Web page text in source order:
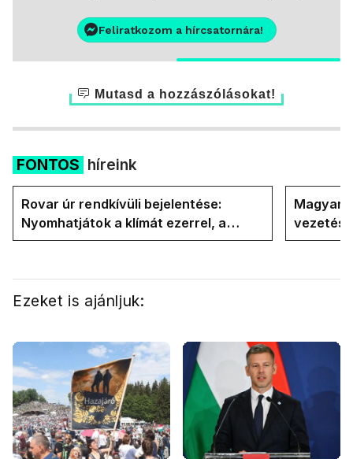
Feliratkozom a hírcsatornára!
Mutasd a hozzászólásokat!
FONTOS híreink
Rovar úr rendkívüli bejelentése:
Nyomhatjátok a klímát ezerrel, a
hűtőket letekerhetitek, vége az
Magyar
Ezeket is ajánljuk: